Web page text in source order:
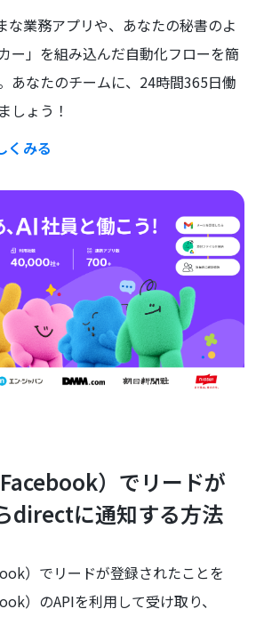
な業務アプリや、あなたの秘書のよ
ー」を組み込んだ自動化フローを簡
あなたのチームに、24時間365日働
しょう！
くみる
）でリードが
directに通知する方法
）でリードが登録されたことを
）のAPIを利用して受け取り、